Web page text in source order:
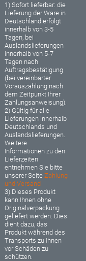
1) Sofort lieferbar: die
Lieferung der Ware in
Deutschland erfolgt
innerhalb von 3-5
Tagen, bei
Auslandslieferungen
innerhalb von 5-7
Tagen nach
Auftragsbestätigung
(bei vereinbarter
Vorauszahlung nach
dem Zeitpunkt Ihrer
Zahlungsanweisung).
2) Gültig für alle
Lieferungen innerhalb
Deutschlands und
Auslandslieferungen.
Weitere
Informationen zu den
Lieferzeiten
entnehmen Sie bitte
unserer SeiteZahlung
und Versand
3) Dieses Produkt
kann Ihnen ohne
Originalverpackung
geliefert werden. Dies
dient dazu, das
Produkt während des
Transports zu Ihnen
vor Schäden zu
schützen.